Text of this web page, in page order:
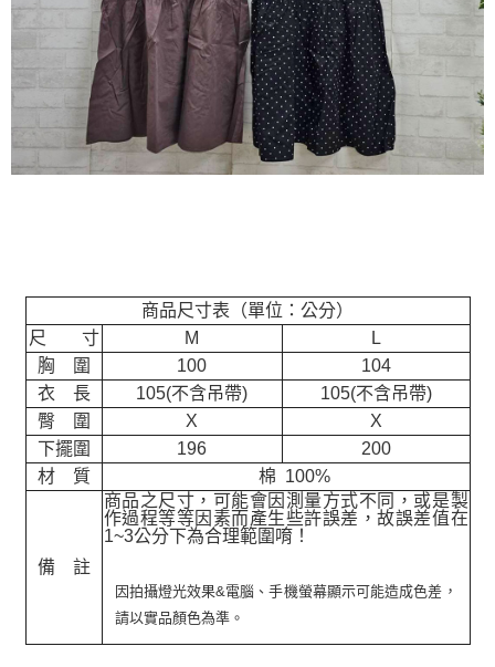
商品尺寸表（單位：公分）
尺 寸
M
L
胸 圍
100
104
衣 長
105(不含吊帶)
105(不含吊帶)
臀 圍
X
X
下擺圍
196
200
材 質
棉 100%
備 註
商品之尺寸，可能會因測量方式不同，或是製
作過程等等因素而產生些許誤差，故誤差值在
1~3公分下為合理範圍唷！
因拍攝燈光效果&電腦、手機螢幕顯示可能造成色差，
請以實品顏色為準。